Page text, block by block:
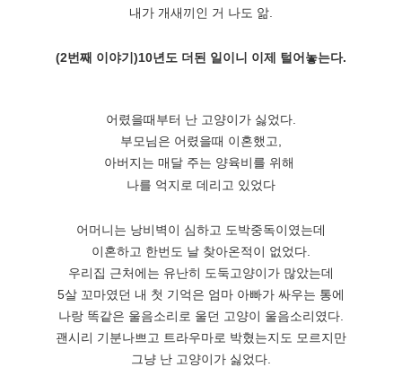
내가 개새끼인 거 나도 앎.
(2번째 이야기)10년도 더된 일이니 이제 털어놓는다.
어렸을때부터 난 고양이가 싫었다.
부모님은 어렸을때 이혼했고,
아버지는 매달 주는 양육비를 위해
나를 억지로 데리고 있었다
어머니는 낭비벽이 심하고 도박중독이였는데
이혼하고 한번도 날 찾아온적이 없었다.
우리집 근처에는 유난히 도둑고양이가 많았는데
5살 꼬마였던 내 첫 기억은 엄마 아빠가 싸우는 통에
나랑 똑같은 울음소리로 울던 고양이 울음소리였다.
괜시리 기분나쁘고 트라우마로 박혔는지도 모르지만
그냥 난 고양이가 싫었다.